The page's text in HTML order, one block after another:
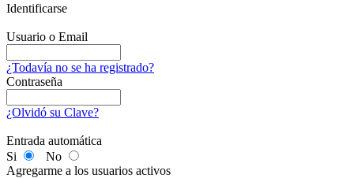
Identificarse
Usuario o Email
¿Todavía no se ha registrado?
Contraseña
¿Olvidó su Clave?
Entrada automática
Si
No
Agregarme a los usuarios activos